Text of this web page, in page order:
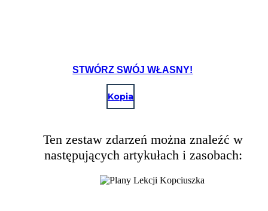
STWÓRZ SWÓJ WŁASNY!
Kopia
Ten zestaw zdarzeń można znaleźć w
następujących artykułach i zasobach: